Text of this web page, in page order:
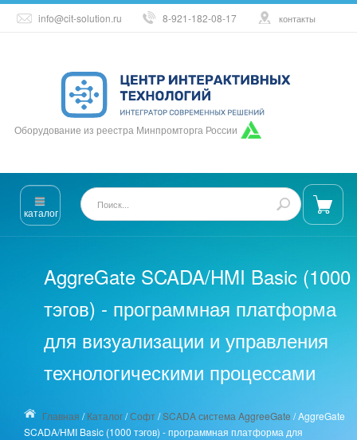
info@cit-solution.ru 8-921-182-08-17 контакты
Оборудование из реестра Минпромторга России
каталог
AggreGate SCADA/HMI Basic (1000
тэгов) - программная платформа
для визуализации и управления
технологическими процессами
Главная /Каталог/Софт/SCADA система AggreeGate /AggreGate
SCADA/HMI Basic (1000 тэгов) - программная платформа для